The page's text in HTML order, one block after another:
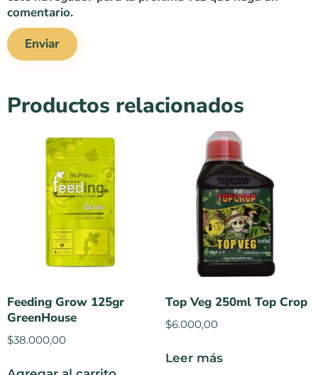
comentario.
Productos relacionados
Feeding Grow 125gr
GreenHouse
$38.000,00
Top Veg 250ml Top Crop
$6.000,00
Leer más